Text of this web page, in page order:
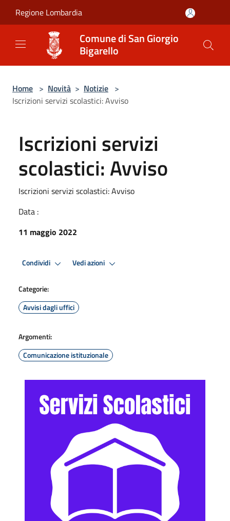
Regione Lombardia
Comune di San Giorgio
Bigarello
Home > Novità > Notizie >
Iscrizioni servizi scolastici: Avviso
Iscrizioni servizi
scolastici: Avviso
Iscrizioni servizi scolastici: Avviso
Data :
11 maggio 2022
Condividi Vedi azioni
Categorie:
Avvisi dagli uffici
Argomenti:
Comunicazione istituzionale